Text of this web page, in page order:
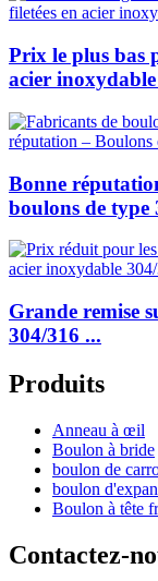
Prix le plus bas
acier
Bonne
boulons de type
Grande remise
304/316 ...
Produits
Anneau à œil
Boulon à bride
boulon de
boulon
Boulon à tête
Contactez-